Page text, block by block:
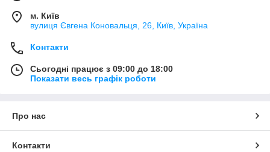
м. Київ
вулиця Євгена Коновальця, 26, Київ, Україна
Контакти
Сьогодні працює з 09:00 до 18:00
Показати весь графік роботи
Про нас
Контакти